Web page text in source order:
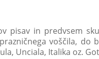
pisav in predvsem
voščila, do
Unciala, Italika oz.